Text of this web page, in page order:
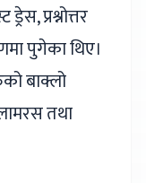
प्रश्नोत्तर
पुगेका थिए।
बाक्लो
तथा